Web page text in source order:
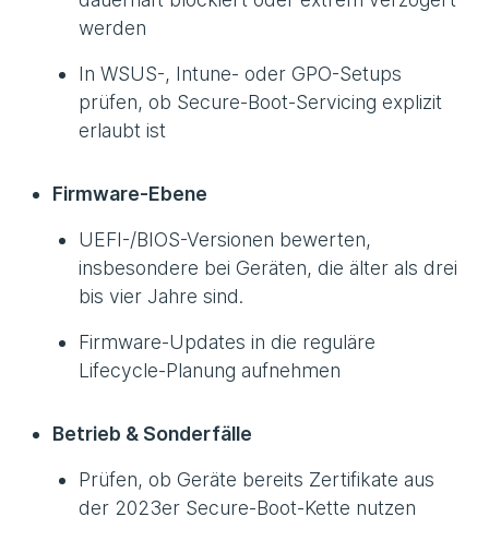
werden
In WSUS-, Intune- oder GPO-Setups
prüfen, ob Secure-Boot-Servicing explizit
erlaubt ist
Firmware-Ebene
UEFI-/BIOS-Versionen bewerten,
insbesondere bei Geräten, die älter als drei
bis vier Jahre sind.
Firmware-Updates in die reguläre
Lifecycle-Planung aufnehmen
Betrieb & Sonderfälle
Prüfen, ob Geräte bereits Zertifikate aus
der 2023er Secure-Boot-Kette nutzen